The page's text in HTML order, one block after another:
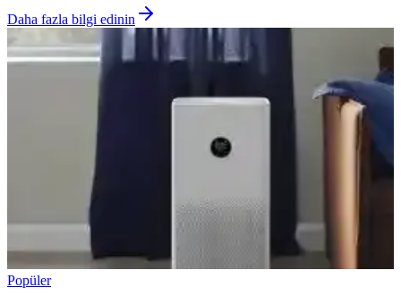
Daha fazla bilgi edinin
Popüler